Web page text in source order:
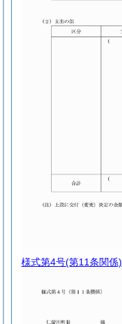
様式第4号(第11条関係)